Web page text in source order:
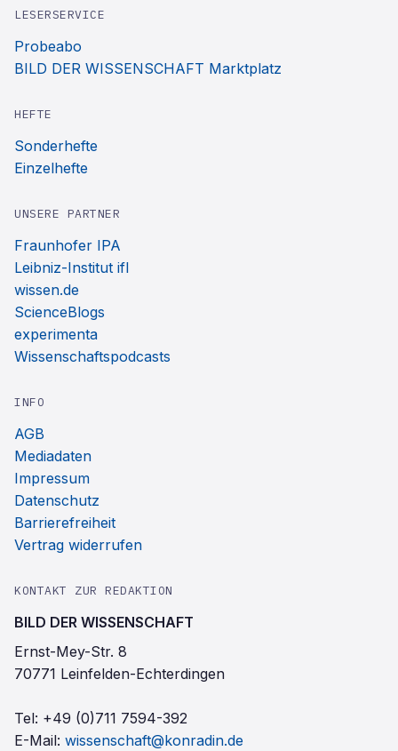
LESERSERVICE
Probeabo
BILD DER WISSENSCHAFT Marktplatz
HEFTE
Sonderhefte
Einzelhefte
UNSERE PARTNER
Fraunhofer IPA
Leibniz-Institut ifl
wissen.de
ScienceBlogs
experimenta
Wissenschaftspodcasts
INFO
AGB
Mediadaten
Impressum
Datenschutz
Barrierefreiheit
Vertrag widerrufen
KONTAKT ZUR REDAKTION
BILD DER WISSENSCHAFT
Ernst-Mey-Str. 8
70771 Leinfelden-Echterdingen
Tel: +49 (0)711 7594-392
E-Mail: wissenschaft@konradin.de